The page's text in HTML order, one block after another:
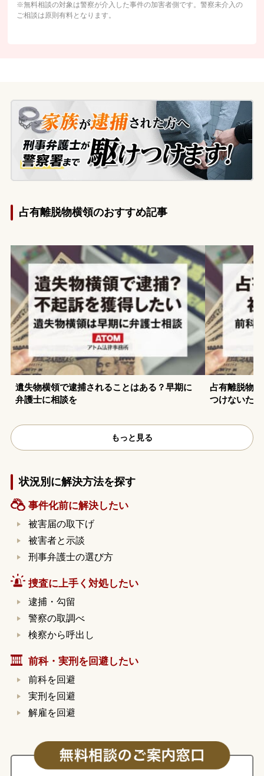
※無料相談の対象は警察が介入した事件の加害者側です。警察未介入の
ご相談は原則有料となります。
占有離脱物横領のおすすめ記事
遺失物横領で逮捕されることはある？早期に
弁護士に相談を
占有離脱物
つけないた
もっと見る
状況別に解決方法を探す
事件化前に解決したい
被害届の取下げ
被害者と示談
刑事弁護士の選び方
捜査に上手く対処したい
逮捕・勾留
警察の取調べ
検察から呼出し
前科・実刑を回避したい
前科を回避
実刑を回避
解雇を回避